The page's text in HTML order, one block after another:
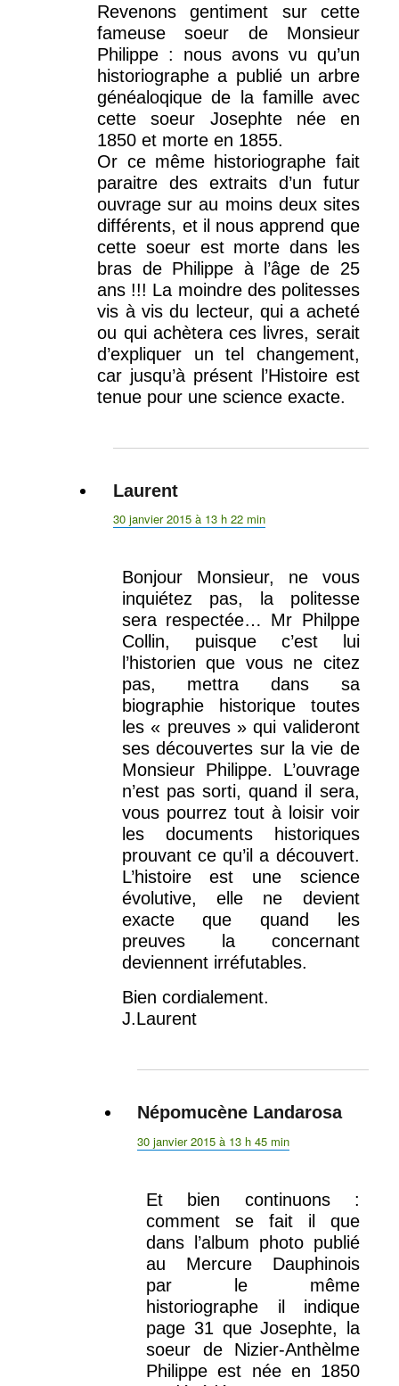
Revenons gentiment sur cette
fameuse soeur de Monsieur
Philippe : nous avons vu qu’un
historiographe a publié un arbre
généaloqique de la famille avec
cette soeur Josephte née en
1850 et morte en 1855.
Or ce même historiographe fait
paraitre des extraits d’un futur
ouvrage sur au moins deux sites
différents, et il nous apprend que
cette soeur est morte dans les
bras de Philippe à l’âge de 25
ans !!! La moindre des politesses
vis à vis du lecteur, qui a acheté
ou qui achètera ces livres, serait
d’expliquer un tel changement,
car jusqu’à présent l’Histoire est
tenue pour une science exacte.
Laurentdit :
30 janvier 2015 à 13 h 22 min
Bonjour Monsieur, ne vous
inquiétez pas, la politesse
sera respectée… Mr Philppe
Collin, puisque c’est lui
l’historien que vous ne citez
pas, mettra dans sa
biographie historique toutes
les « preuves » qui valideront
ses découvertes sur la vie de
Monsieur Philippe. L’ouvrage
n’est pas sorti, quand il sera,
vous pourrez tout à loisir voir
les documents historiques
prouvant ce qu’il a découvert.
L’histoire est une science
évolutive, elle ne devient
exacte que quand les
preuves la concernant
deviennent irréfutables.
Bien cordialement.
J.Laurent
Népomucène Landarosadit :
30 janvier 2015 à 13 h 45 min
Et bien continuons :
comment se fait il que
dans l’album photo publié
au Mercure Dauphinois
par le même
historiographe il indique
page 31 que Josephte, la
soeur de Nizier-Anthèlme
Philippe est née en 1850